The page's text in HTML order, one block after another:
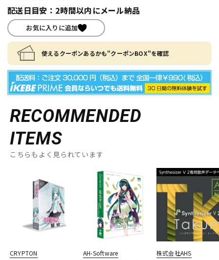
配送日目安：2時間以内にメール納品
お気に入りに追加
使えるクーポンあるかも"クーポンBOX"を確認
RECOMMENDED
ITEMS
こちらもよく見られています
CRYPTON
AH-Software
株式会社AHS